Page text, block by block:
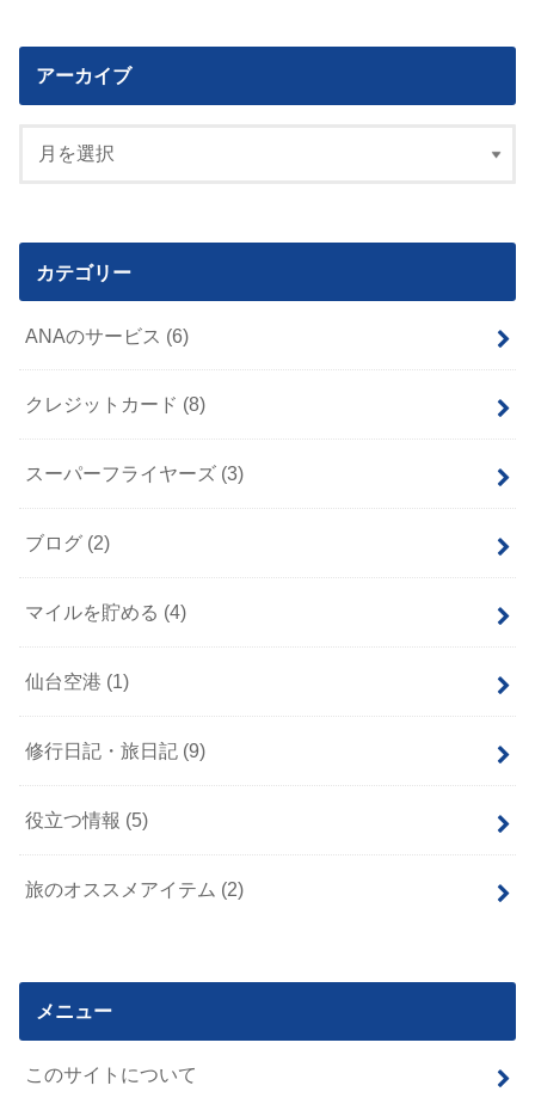
アーカイブ
カテゴリー
ANAのサービス (6)
クレジットカード (8)
スーパーフライヤーズ (3)
ブログ (2)
マイルを貯める (4)
仙台空港 (1)
修行日記・旅日記 (9)
役立つ情報 (5)
旅のオススメアイテム (2)
メニュー
このサイトについて